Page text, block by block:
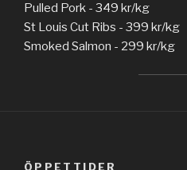
Pulled Pork - 349 kr/kg
St Louis Cut Ribs - 399 kr/kg
Smoked Salmon - 299 kr/kg
ÖPPETTIDER